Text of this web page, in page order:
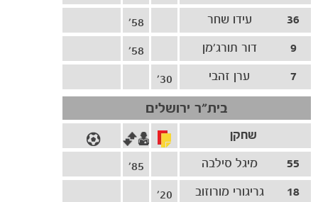
הקבוצות
36
עידו שחר
58'
9
דור תורג׳מן
58'
7
ערן זהבי 30'
בית"ר ירושלים
שחקן
55
מיגל סילבה
85'
18
גריגורי מורוזוב
20'